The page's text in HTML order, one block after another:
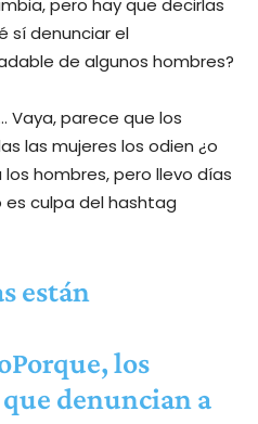
pero hay que decirlas
sí denunciar el
de algunos hombres?
Vaya, parece que los
las mujeres los odien ¿o
hombres, pero llevo días
culpa del hashtag
están
, los
denuncian a